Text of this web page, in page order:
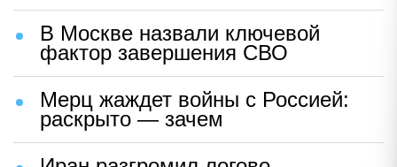
В Москве назвали ключевой
фактор завершения СВО
Мерц жаждет войны с Россией:
раскрыто — зачем